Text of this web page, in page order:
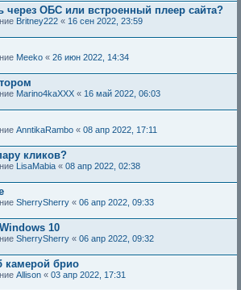
через ОБС или встроенный плеер сайта?
Britney222 « 16 сен 2022, 23:59
Meeko « 26 июн 2022, 14:34
Marino4kaXXX « 16 май 2022, 06:03
AnntikaRambo « 08 апр 2022, 17:11
кликов?
LisaMabia « 08 апр 2022, 02:38
SherrySherry « 06 апр 2022, 09:33
10
SherrySherry « 06 апр 2022, 09:32
камерой брио
Allison « 03 апр 2022, 17:31